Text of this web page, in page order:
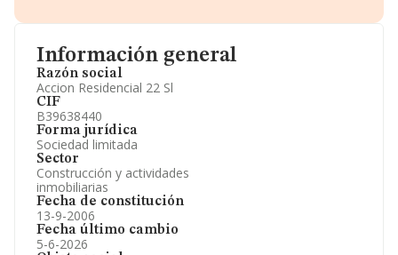
Información general
Razón social
Accion Residencial 22 Sl
CIF
B39638440
Forma jurídica
Sociedad limitada
Sector
Construcción y actividades
inmobiliarias
Fecha de constitución
13-9-2006
Fecha último cambio
5-6-2026
Información oficial y registral complementaria.